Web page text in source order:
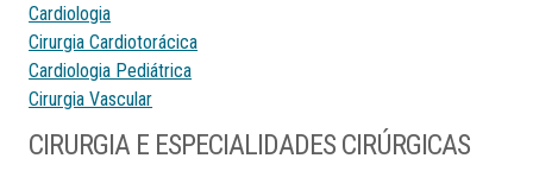
Cardiologia
Cirurgia Cardiotorácica
Cardiologia Pediátrica
Cirurgia Vascular
CIRURGIA E ESPECIALIDADES CIRÚRGICAS